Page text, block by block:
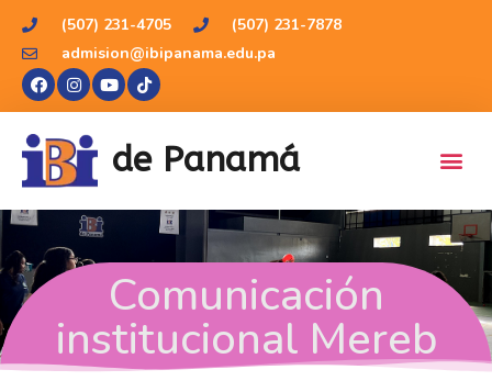
(507) 231-4705
(507) 231-7878
admision@ibipanama.edu.pa
de Panamá
Comunicación
institucional Mereb